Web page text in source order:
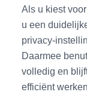
Als u kiest
u een
Daarmee
volledig en
efficiënt